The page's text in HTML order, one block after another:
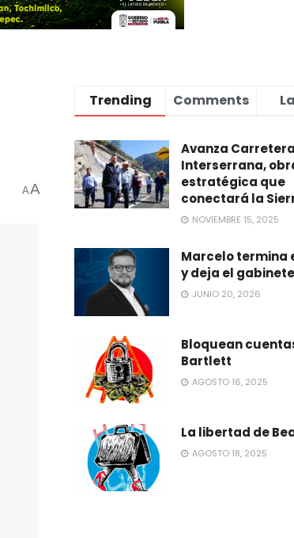
AA
Trending Comments
Avanza Carretera
Interserrana,
estratégica que
conectará la
NOVIEMBRE 15, 2025
Marcelo termina
y deja el gabinete
JUNIO 20, 2026
Bloquean
Bartlett
AGOSTO 16, 2025
La libertad de
AGOSTO 18, 2025